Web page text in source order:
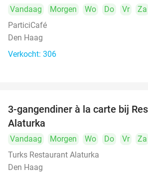
Vandaag Morgen Wo Do Vr
Za
ParticiCafé
Den Haag
Verkocht: 306
3-gangendiner à la carte bij
Alaturka
Vandaag Morgen Wo Do Vr Za
Turks Restaurant Alaturka
Den Haag